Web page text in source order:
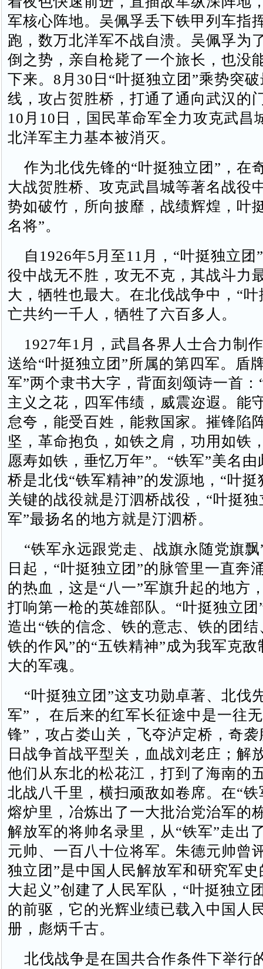
军核心阵地。吴佩孚丢下铁甲列车指
跑，数万北洋军不战自溃。吴佩孚为
倒之势，亲自枪毙了一个旅长，也没
下来。8月30日“叶挺独立团”乘势突
线，攻占贺胜桥，打通了通向武汉的
10月10日，国民革命军全力攻克武昌
北洋军主力基本被消灭。
作为北伐先锋的“叶挺独立团”，在
大战贺胜桥、攻克武昌城等著名战役
势如破竹，所向披靡，战绩辉煌，叶
名将”。
自1926年5月至11月，“叶挺独立团
役中战无不胜，攻无不克，其战斗力
大，牺牲也最大。在北伐战争中，“
亡共约一千人，牺牲了六百多人。
1927年1月，武昌各界人士合力制
送给“叶挺独立团”所属的第四军。盾
军”两个隶书大字，背面刻颂诗一首：
主义之花，四军伟绩，威震迩遐。能
怠夸，能受百姓，能救国家。摧锋陷
坚，革命抱负，如铁之肩，功用如铁
愿寿如铁，垂忆万年”。“铁军”美名
桥是北伐“铁军精神”的发源地，“叶挺
关键的战役就是汀泗桥战役，“叶挺独
军”最扬名的地方就是汀泗桥。
“铁军永远跟党走、战旗永随党旗飘
日起，“叶挺独立团”的脉管里一直奔
的热血，这是“八一”军旗升起的地方
打响第一枪的英雄部队。“叶挺独立团
造出“铁的信念、铁的意志、铁的团
铁的作风”的“五铁精神”成为我军克
大的军魂。
“叶挺独立团”这支功勋卓著、北伐
军”， 在后来的红军长征途中是一往
锋”，攻占娄山关，飞夺泸定桥，奇
日战争首战平型关，血战刘老庄；解
他们从东北的松花江，打到了海南的
北战八千里，横扫顽敌如卷席。在“铁
熔炉里，冶炼出了一大批治党治军的
解放军的将帅名录里，从“铁军”走出
元帅、一百八十位将军。朱德元帅曾
独立团”是中国人民解放军和研究军史
大起义”创建了人民军队，“叶挺独立
的前驱，它的光辉业绩已载入中国人
册，彪炳千古。
北伐战争是在国共合作条件下举行